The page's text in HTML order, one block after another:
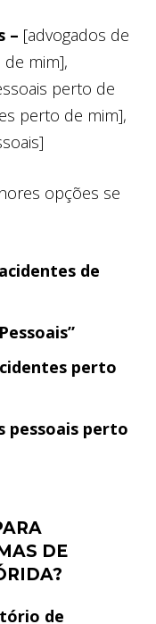
– [advogados de
mim],
perto de
perto de mim],
opções se
de
perto
pessoais perto
DE
de